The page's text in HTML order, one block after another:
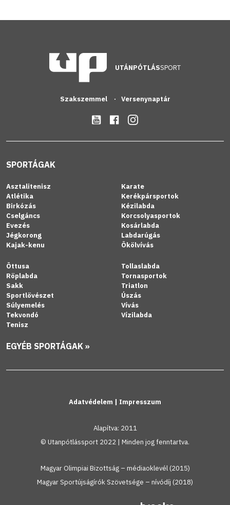
UTÁNPÓTLÁSSPORT
Szakszemmel Versenynaptár
SPORTÁGAK
Asztalitenisz
Atlétika
Birkózás
Cselgáncs
Evezés
Jégkorong
Kajak-kenu
Karate
Kerékpársportok
Kézilabda
Korcsolyasportok
Kosárlabda
Labdarúgás
Ökölvívás
Öttusa
Röplabda
Sakk
Sportlövészet
Súlyemelés
Tekvondó
Tenisz
Tollaslabda
Tornasportok
Triatlon
Úszás
Vívás
Vízilabda
EGYÉB SPORTÁGAK »
Adatvédelem | Impresszum
Alapítva: 2011
© Utanpótlássport 2022 | Minden jog fenntartva.
Magyar Olimpiai Bizottság – médiaoklevél (2015)
Magyar Sportújságírók Szövetsége – nívódíj (2018)